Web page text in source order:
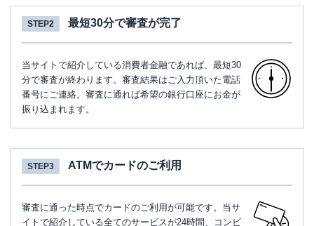
STEP2 最短30分で審査が完了
当サイトで紹介している消費者金融であれば、最短30
分で審査が終わります。審査結果はご入力頂いた電話
番号にご連絡。審査に通れば希望の銀行口座にお金が
振り込まれます。
STEP3 ATMでカードのご利用
審査に通った時点でカードのご利用が可能です。当サ
イトで紹介している全てのサービスが24時間、コンビ